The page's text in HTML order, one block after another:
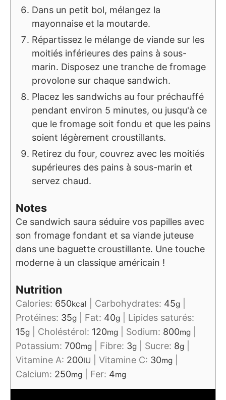
Dans un petit bol, mélangez la
mayonnaise et la moutarde.
Répartissez le mélange de viande sur les
moitiés inférieures des pains à sous-
marin. Disposez une tranche de fromage
provolone sur chaque sandwich.
Placez les sandwichs au four préchauffé
pendant environ 5 minutes, ou jusqu'à ce
que le fromage soit fondu et que les pains
soient légèrement croustillants.
Retirez du four, couvrez avec les moitiés
supérieures des pains à sous-marin et
servez chaud.
Notes
Ce sandwich saura séduire vos papilles avec
son fromage fondant et sa viande juteuse
dans une baguette croustillante. Une touche
moderne à un classique américain !
Nutrition
Calories: 650kcal Carbohydrates: 45g
Protéines: 35g Fat: 40g
Lipides saturés:
15g Choléstérol: 120mg Sodium: 800mg
Potassium: 700mg Fibre: 3g Sucre: 8g
Vitamine A: 200IU Vitamine C: 30mg
Calcium: 250mg Fer: 4mg